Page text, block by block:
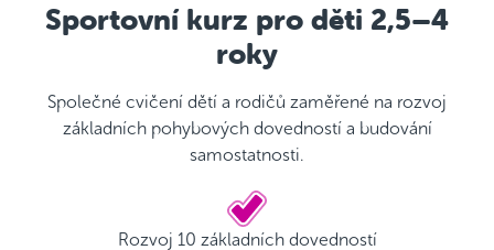
Sportovní kurz pro děti 2,5–4
roky
Společné cvičení dětí a rodičů zaměřené na rozvoj
základních pohybových dovedností a budování
samostatnosti.
Rozvoj 10 základních dovedností